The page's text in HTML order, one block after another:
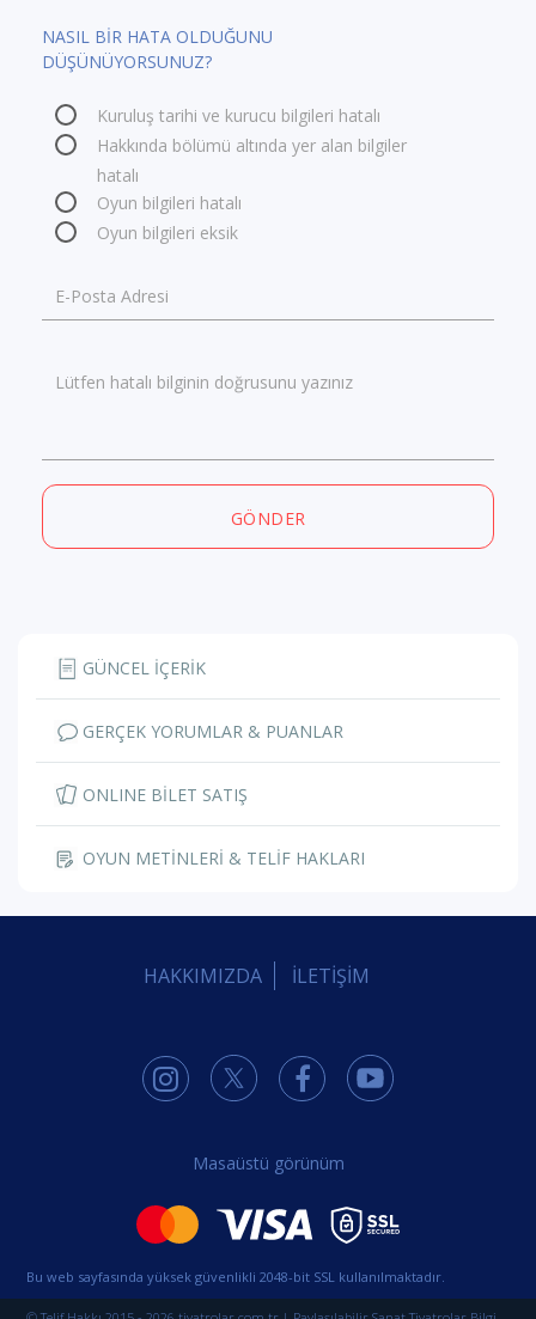
NASIL BİR HATA OLDUĞUNU
DÜŞÜNÜYORSUNUZ?
Kuruluş tarihi ve kurucu bilgileri hatalı
Hakkında bölümü altında yer alan bilgiler
hatalı
Oyun bilgileri hatalı
Oyun bilgileri eksik
E-Posta Adresi
Lütfen hatalı bilginin doğrusunu yazınız
GÖNDER
GÜNCEL İÇERİK
GERÇEK YORUMLAR & PUANLAR
ONLINE BİLET SATIŞ
OYUN METİNLERİ & TELİF HAKLARI
HAKKIMIZDA İLETİŞİM
Masaüstü görünüm
Bu web sayfasında yüksek güvenlikli 2048-bit SSL kullanılmaktadır.